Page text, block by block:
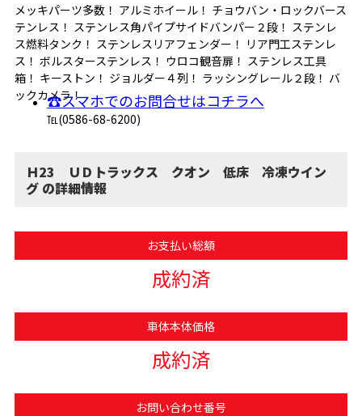
メッキパーツ多数！ アルミホイール！ チョウバン・ロックバース
テンレス！ ステンレス角パイプサイドバンパー２段！ ステンレ
ス燃料タンク！ ステンレスリアフェンダー！ リア門工ステンレ
ス！ ボルスターステンレス！ ウロコ観音扉！ ステンレス工具
箱！ キーストン！ ジョルダー４列！ ラッシングレール２段！ バ
ックカメラ！
☎スマホでのお問合せはコチラへ
℡(0586-68-6200)
Ｈ23 ＵＤトラックス クオン 低床 冷凍ウイン
グ の詳細情報
お支払い総額
成約済
車体本体価格
成約済
お問い合わせ番号